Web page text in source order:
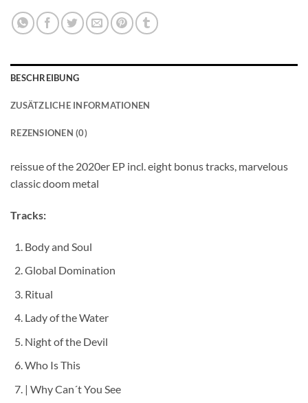
BESCHREIBUNG
ZUSÄTZLICHE INFORMATIONEN
REZENSIONEN (0)
reissue of the 2020er EP incl. eight bonus tracks, marvelous
classic doom metal
Tracks:
Body and Soul
Global Domination
Ritual
Lady of the Water
Night of the Devil
Who Is This
| Why Can´t You See